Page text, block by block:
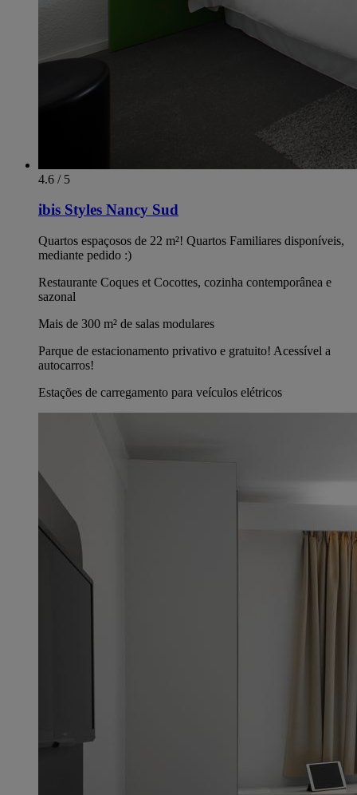
4.6 / 5
ibis Styles Nancy Sud
Quartos espaçosos de 22 m²! Quartos Familiares disponíveis,
mediante pedido :)
Restaurante Coques et Cocottes, cozinha contemporânea e
sazonal
Mais de 300 m² de salas modulares
Parque de estacionamento privativo e gratuito! Acessível a
autocarros!
Estações de carregamento para veículos elétricos